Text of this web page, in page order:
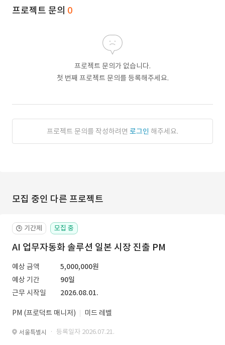
프로젝트 문의 0
프로젝트 문의가 없습니다.
첫 번째 프로젝트 문의를 등록해주세요.
프로젝트 문의를 작성하려면 로그인 해주세요.
모집 중인 다른 프로젝트
🕒 기간제 모집 중
AI 업무자동화 솔루션 일본 시장 진출 PM
예상 금액
5,000,000원
예상 기간
90일
근무 시작일
2026.08.01.
PM (프로덕트 매니저) 미드 레벨
서울특별시 · 등록일자 2026.07.21.